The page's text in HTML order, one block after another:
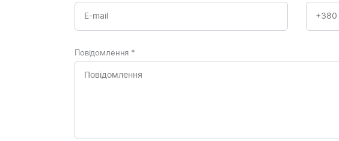
Повідомлення *